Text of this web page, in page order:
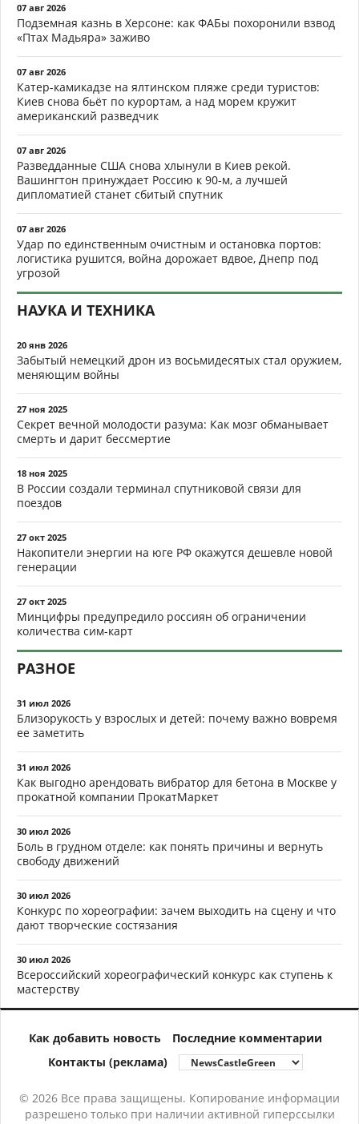
07 авг 2026
Подземная казнь в Херсоне: как ФАБы похоронили взвод
«Птах Мадьяра» заживо
07 авг 2026
Катер-камикадзе на ялтинском пляже среди туристов:
Киев снова бьёт по курортам, а над морем кружит
американский разведчик
07 авг 2026
Разведданные США снова хлынули в Киев рекой.
Вашингтон принуждает Россию к 90-м, а лучшей
дипломатией станет сбитый спутник
07 авг 2026
Удар по единственным очистным и остановка портов:
логистика рушится, война дорожает вдвое, Днепр под
угрозой
НАУКА И ТЕХНИКА
20 янв 2026
Забытый немецкий дрон из восьмидесятых стал оружием,
меняющим войны
27 ноя 2025
Секрет вечной молодости разума: Как мозг обманывает
смерть и дарит бессмертие
18 ноя 2025
В России создали терминал спутниковой связи для
поездов
27 окт 2025
Накопители энергии на юге РФ окажутся дешевле новой
генерации
27 окт 2025
Минцифры предупредило россиян об ограничении
количества сим-карт
РАЗНОЕ
31 июл 2026
Близорукость у взрослых и детей: почему важно вовремя
ее заметить
31 июл 2026
Как выгодно арендовать вибратор для бетона в Москве у
прокатной компании ПрокатМаркет
30 июл 2026
Боль в грудном отделе: как понять причины и вернуть
свободу движений
30 июл 2026
Конкурс по хореографии: зачем выходить на сцену и что
дают творческие состязания
30 июл 2026
Всероссийский хореографический конкурс как ступень к
мастерству
Как добавить новость
Последние комментарии
Контакты (реклама)
© 2026 Все права защищены. Копирование информации
разрешено только при наличии активной гиперссылки